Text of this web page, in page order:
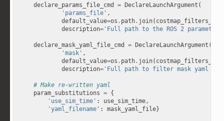
declare_params_file_cmd = DeclareLaunchArgument (
'params_file' ,
default_value=os . path. join(
description='Full path to the ROS 2
declare_mask_yaml_file_cmd = DeclareLaunchArgument (
'mask' ,
default_value=os . path. join(
description='Full path to filter mask yaml
# Make re-written yaml
param_substitutions = {
'use_sim_time' : use_sim_time,
'yaml_filename' : mask_yaml_file}